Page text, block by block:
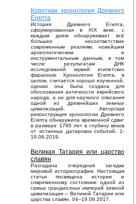
Короткая хронология Древнего
Египта
История Древнего Египта,
сформированная в XIX веке, с
каждым днем обнаруживает всё
большее несоответствие
современным реалиям, новейшим
археологическим и
инструментальным данным, в том
числе результатам ДНК
исследований мумий египетских
фараонов. Хронология Египта, в
целом, считается хорошо изученной,
однако она была создана для
обоснования античности еврейского
народа, а не для научного описания
одной из древнейших земных
цивилизаций. Авторская
реконструкция хронологии Древнего
Египта обнаружила временной сдвиг
в размере 1780 лет в глубину веков
от истинных датировок событий. 1-
16.06.2019.
Великая Татария или царство
славян
Разгадана очередная загадка
мировой историографии. Настоящая
статья посвящена истории и
современному состоянию одной из
самых грандиозных империй земной
цивилизации – Великой Татарии или
царства славян. 04–19.09.2017.